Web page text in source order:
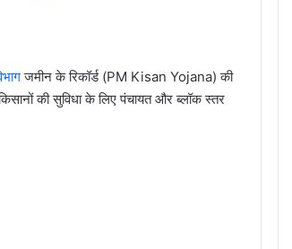
जमीन के रिकॉर्ड (PM Kisan Yojana) की
की सुविधा के लिए पंचायत और ब्लॉक स्तर